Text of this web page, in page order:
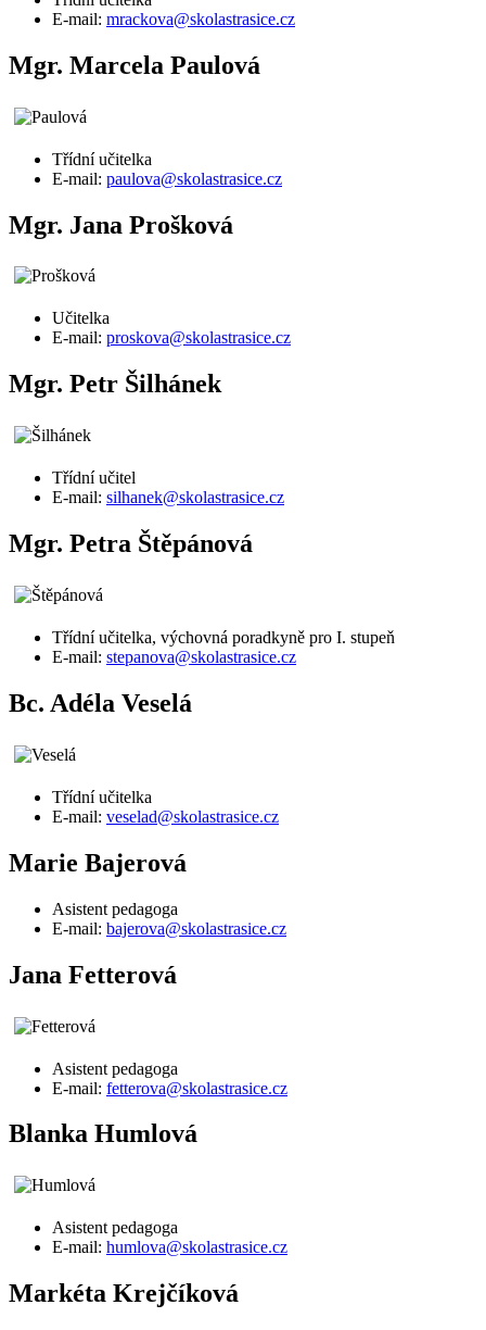
E-mail: mrackova@skolastrasice.cz
Mgr. Marcela Paulová
Třídní učitelka
E-mail: paulova@skolastrasice.cz
Mgr. Jana Prošková
Učitelka
E-mail: proskova@skolastrasice.cz
Mgr. Petr Šilhánek
Třídní učitel
E-mail: silhanek@skolastrasice.cz
Mgr. Petra Štěpánová
Třídní učitelka, výchovná poradkyně pro I. stupeň
E-mail: stepanova@skolastrasice.cz
Bc. Adéla Veselá
Třídní učitelka
E-mail: veselad@skolastrasice.cz
Marie Bajerová
Asistent pedagoga
E-mail: bajerova@skolastrasice.cz
Jana Fetterová
Asistent pedagoga
E-mail: fetterova@skolastrasice.cz
Blanka Humlová
Asistent pedagoga
E-mail: humlova@skolastrasice.cz
Markéta Krejčíková